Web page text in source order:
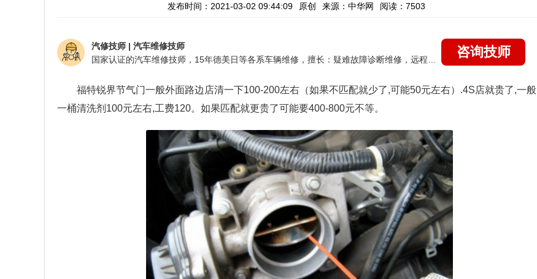
发布时间：2021-03-02 09:44:09 原创 来源：中华网 阅读：7503
汽修技师 | 汽车维修技师
咨询技师
福特锐界节气门一般外面路边店清一下100-200左右（如果不匹配就少了,可能50元左右）.4S店就贵了,一般
一桶清洗剂100元左右,工费120。如果匹配就更贵了可能要400-800元不等。